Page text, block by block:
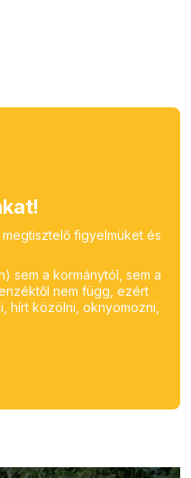
figyelmüket és
sem a kormánytól, sem a
nem függ, ezért
hírt közölni, oknyomozni,